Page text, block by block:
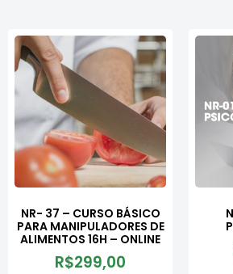
NR- 37 – CURSO BÁSICO
PARA MANIPULADORES DE
ALIMENTOS 16H – ONLINE
R$299,00